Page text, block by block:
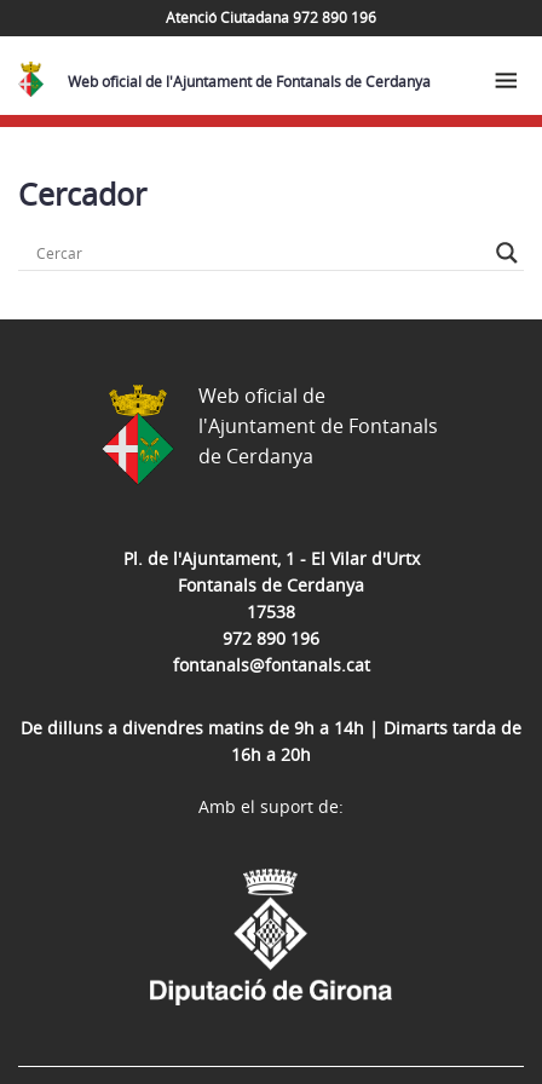
Atenció Ciutadana 972 890 196
Web oficial de l'Ajuntament de Fontanals de Cerdanya
Cercador
Pl. de l'Ajuntament, 1 - El Vilar d'Urtx
Fontanals de Cerdanya
17538
972 890 196
fontanals@fontanals.cat
De dilluns a divendres matins de 9h a 14h | Dimarts tarda de
16h a 20h
Web oficial de
l'Ajuntament de Fontanals
de Cerdanya
Amb el suport de: